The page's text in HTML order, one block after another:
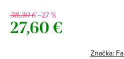
38,30 €–27 %
27,60 €
Značka: